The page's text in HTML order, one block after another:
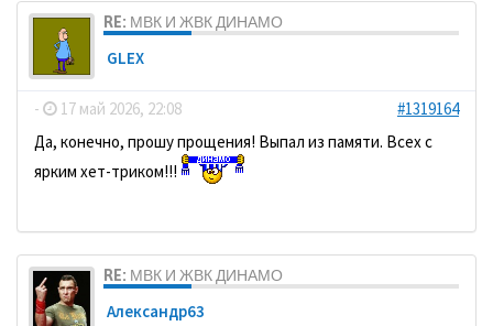
RE: МВК И ЖВК ДИНАМО
GLEX
- 17 май 2026, 22:08
#1319164
Да, конечно, прошу прощения! Выпал из памяти. Всех с
ярким хет-триком!!!
RE: МВК И ЖВК ДИНАМО
Александр63